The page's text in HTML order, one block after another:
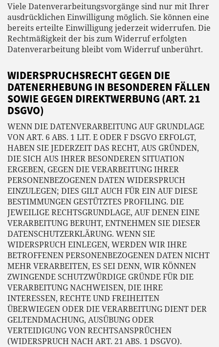
Viele Datenverarbeitungsvorgänge sind nur mit Ihrer
ausdrücklichen Einwilligung möglich. Sie können eine
bereits erteilte Einwilligung jederzeit widerrufen. Die
Rechtmäßigkeit der bis zum Widerruf erfolgten
Datenverarbeitung bleibt vom Widerruf unberührt.
WIDERSPRUCHSRECHT GEGEN DIE
DATENERHEBUNG IN BESONDEREN FÄLLEN
SOWIE GEGEN DIREKTWERBUNG (ART. 21
DSGVO)
WENN DIE DATENVERARBEITUNG AUF GRUNDLAGE
VON ART. 6 ABS. 1 LIT. E ODER F DSGVO ERFOLGT,
HABEN SIE JEDERZEIT DAS RECHT, AUS GRÜNDEN,
DIE SICH AUS IHRER BESONDEREN SITUATION
ERGEBEN, GEGEN DIE VERARBEITUNG IHRER
PERSONENBEZOGENEN DATEN WIDERSPRUCH
EINZULEGEN; DIES GILT AUCH FÜR EIN AUF DIESE
BESTIMMUNGEN GESTÜTZTES PROFILING. DIE
JEWEILIGE RECHTSGRUNDLAGE, AUF DENEN EINE
VERARBEITUNG BERUHT, ENTNEHMEN SIE DIESER
DATENSCHUTZERKLÄRUNG. WENN SIE
WIDERSPRUCH EINLEGEN, WERDEN WIR IHRE
BETROFFENEN PERSONENBEZOGENEN DATEN NICHT
MEHR VERARBEITEN, ES SEI DENN, WIR KÖNNEN
ZWINGENDE SCHUTZWÜRDIGE GRÜNDE FÜR DIE
VERARBEITUNG NACHWEISEN, DIE IHRE
INTERESSEN, RECHTE UND FREIHEITEN
ÜBERWIEGEN ODER DIE VERARBEITUNG DIENT DER
GELTENDMACHUNG, AUSÜBUNG ODER
VERTEIDIGUNG VON RECHTSANSPRÜCHEN
(WIDERSPRUCH NACH ART. 21 ABS. 1 DSGVO).